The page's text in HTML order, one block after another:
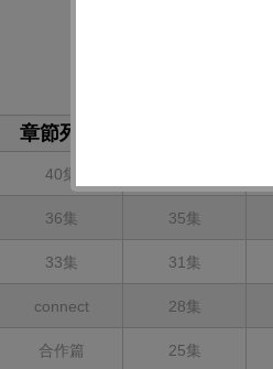
章節列表
40集
36集 35集
33集 31集
connect 28集
合作篇 25集